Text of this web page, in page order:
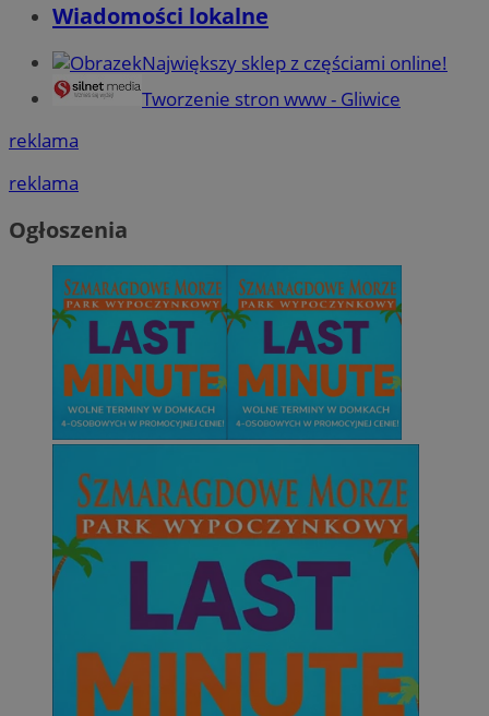
Wiadomości lokalne
Największy sklep z częściami online!
Tworzenie stron www - Gliwice
reklama
reklama
Ogłoszenia